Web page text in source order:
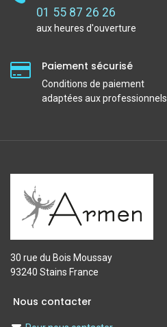
01 55 87 26 26
aux heures d'ouverture
Paiement sécurisé
Conditions de paiement
adaptées aux professionnels
30 rue du Bois Moussay
93240 Stains France
Nous contacter